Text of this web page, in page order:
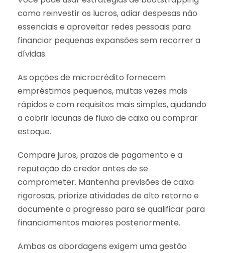
como reinvestir os lucros, adiar despesas não
essenciais e aproveitar redes pessoais para
financiar pequenas expansões sem recorrer a
dívidas.
As opções de microcrédito fornecem
empréstimos pequenos, muitas vezes mais
rápidos e com requisitos mais simples, ajudando
a cobrir lacunas de fluxo de caixa ou comprar
estoque.
Compare juros, prazos de pagamento e a
reputação do credor antes de se
comprometer. Mantenha previsões de caixa
rigorosas, priorize atividades de alto retorno e
documente o progresso para se qualificar para
financiamentos maiores posteriormente.
Ambas as abordagens exigem uma gestão